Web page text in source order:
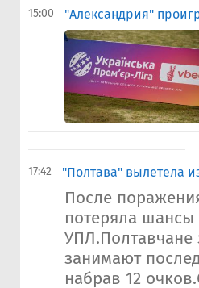
15:00 "Александрия"
17:42 "Полтава" вылетела
После
потеряла шансы
УПЛ.Полтавчане
занимают
набрав 12